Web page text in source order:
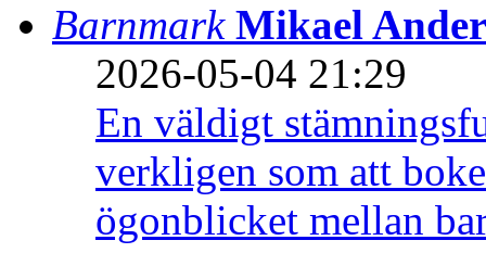
Barnmark Mikael
2026-05-04 21:29
En väldigt
verkligen som att
ögonblicket mellan